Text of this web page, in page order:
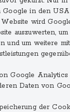
in den
wird
auszuwerten,
und um weitere
Google
Daten von
der